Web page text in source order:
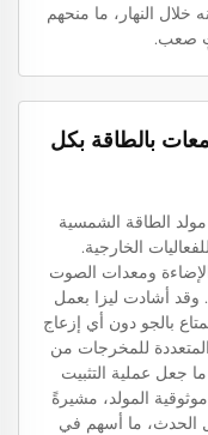
النهار، ما منحهم
صعب.
بالطاقة بكل
الطاقة الشمسية
الخارجية.
ومعدات الصوت
أشادت ليزا بعمل
بالجو دون أي إزعاج
المتعددة للمخرجات من
جعل عملية التثبيت
المولد، مشيرةً
الحدث، ما أسهم في